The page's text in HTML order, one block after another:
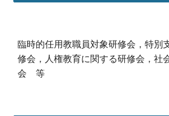
臨時的任用教職員対象研修会，特別
修会，人権教育に関する研修会，社
会 等